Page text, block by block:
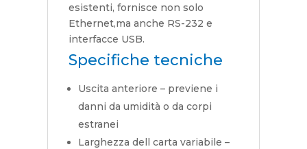
esistenti, fornisce non solo
Ethernet,ma anche RS-232 e
interfacce USB.
Specifiche tecniche
Uscita anteriore – previene i
danni da umidità o da corpi
estranei
Larghezza dell carta variabile –